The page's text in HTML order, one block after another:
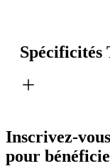
Spécificités
Inscrivez-
pour